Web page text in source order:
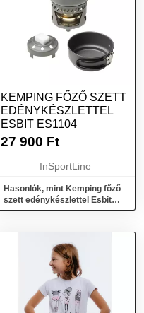
KEMPING FŐZŐ SZETT
EDÉNYKÉSZLETTEL
ESBIT ES1104
27 900 Ft
InSportLine
Hasonlók, mint Kemping főző
szett edénykészlettel Esbit
ES1104